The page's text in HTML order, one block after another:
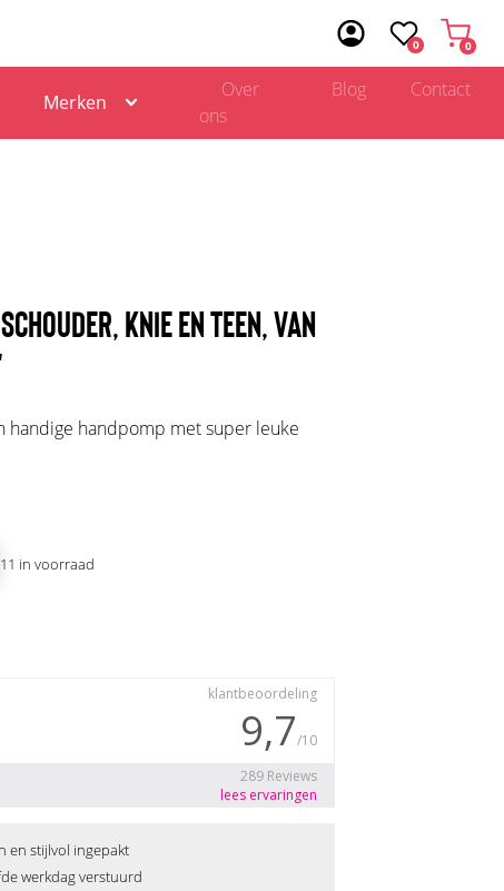
Merken
Over
ons
Blog Contact
0 0
KNIE EN TEEN, VAN
handige handpomp met super leuke
11 in voorraad
en stijlvol ingepakt
werkdag verstuurd